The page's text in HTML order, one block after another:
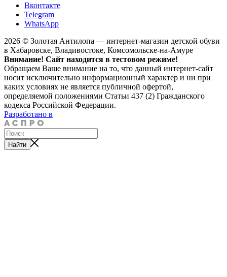
Вконтакте
Telegram
WhatsApp
2026 © Золотая Антилопа — интернет-магазин детской обуви
в Хабаровске, Владивостоке, Комсомольске-на-Амуре
Внимание! Сайт находится в тестовом режиме!
Обращаем Ваше внимание на то, что данный интернет-сайт
носит исключительно информационный характер и ни при
каких условиях не является публичной офертой,
определяемой положениями Статьи 437 (2) Гражданского
кодекса Российской Федерации.
Разработано в
Найти